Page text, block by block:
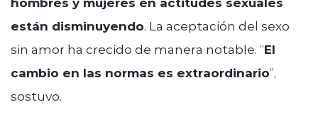
están disminuyendo. La aceptación del sexo
sin amor ha crecido de manera notable. “El
cambio en las normas es extraordinario”,
sostuvo.